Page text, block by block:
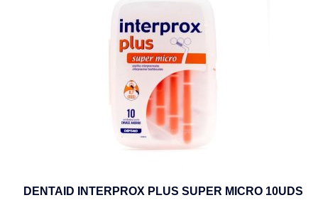
DENTAID INTERPROX PLUS SUPER MICRO 10UDS